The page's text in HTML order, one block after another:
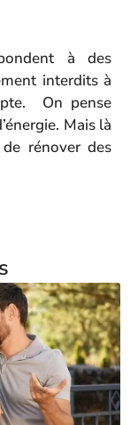
à des
interdits à
On pense
Mais là
rénover des